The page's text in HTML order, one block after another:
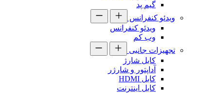
گیم پد
ویدئو کنفرانس
ویدئو کنفرانس
وب کم
تجهیزات جانبی
کابل شارژ
آداپتور و شارژر
کابل HDMI
کابل اینترنت